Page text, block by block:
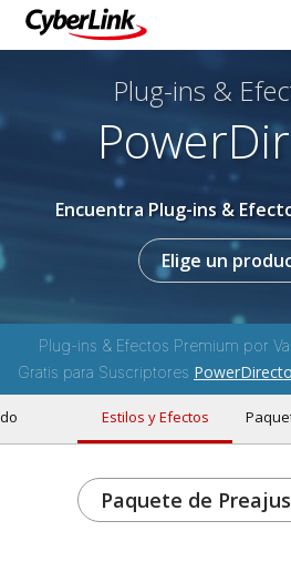
Plug-ins &
Encuentra Plug-ins &
Elige un
Plug-ins & Efectos Premium por
Gratis para Suscriptores
Estilos y Efectos
Paquete de